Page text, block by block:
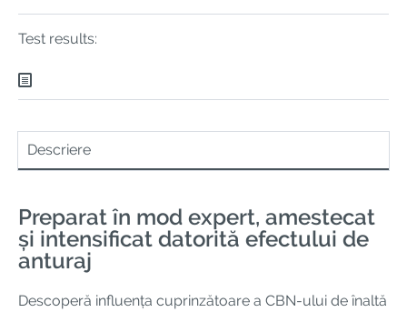
Test results:
Descriere
Preparat în mod expert, amestecat
și intensificat datorită efectului de
anturaj
Descoperă influența cuprinzătoare a CBN-ului de înaltă